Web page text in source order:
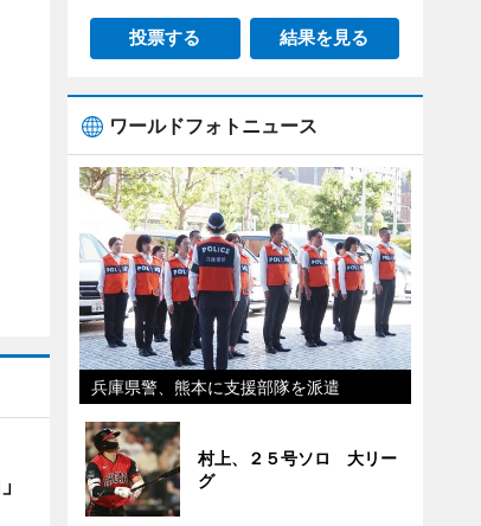
投票する 結果を見る
ワールドフォトニュース
兵庫県警、熊本に支援部隊を派遣
村上、２５号ソロ 大リー
グ